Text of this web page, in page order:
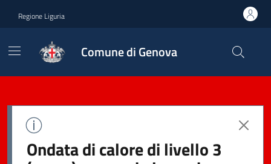
Regione Liguria
Comune di Genova
Ondata di calore di livello 3